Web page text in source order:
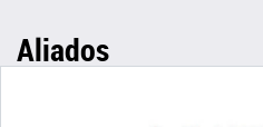
Aliados